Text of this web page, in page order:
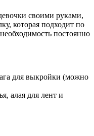
своими руками,
которая подходит по
постоянно
для выкройки (можно
алая для лент и